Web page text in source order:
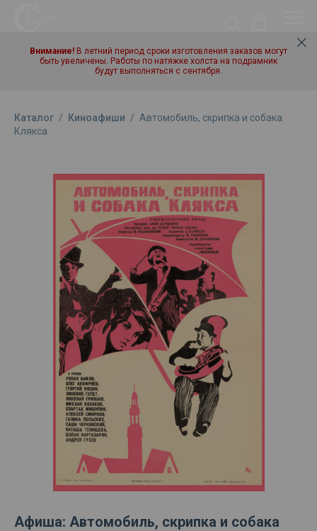
Внимание! В летний период сроки изготовления заказов могут
быть увеличены. Работы по натяжке холста на подрамник
будут выполняться с сентября.
Каталог / Киноафиши / Автомобиль, скрипка и собака
Клякса
Афиша: Автомобиль, скрипка и собака